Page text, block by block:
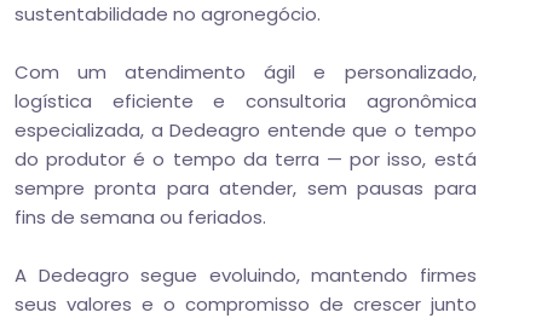
sustentabilidade no agronegócio.
Com um atendimento ágil e personalizado,
logística eficiente e consultoria agronômica
especializada, a Dedeagro entende que o tempo
do produtor é o tempo da terra — por isso, está
sempre pronta para atender, sem pausas para
fins de semana ou feriados.
A Dedeagro segue evoluindo, mantendo firmes
seus valores e o compromisso de crescer junto